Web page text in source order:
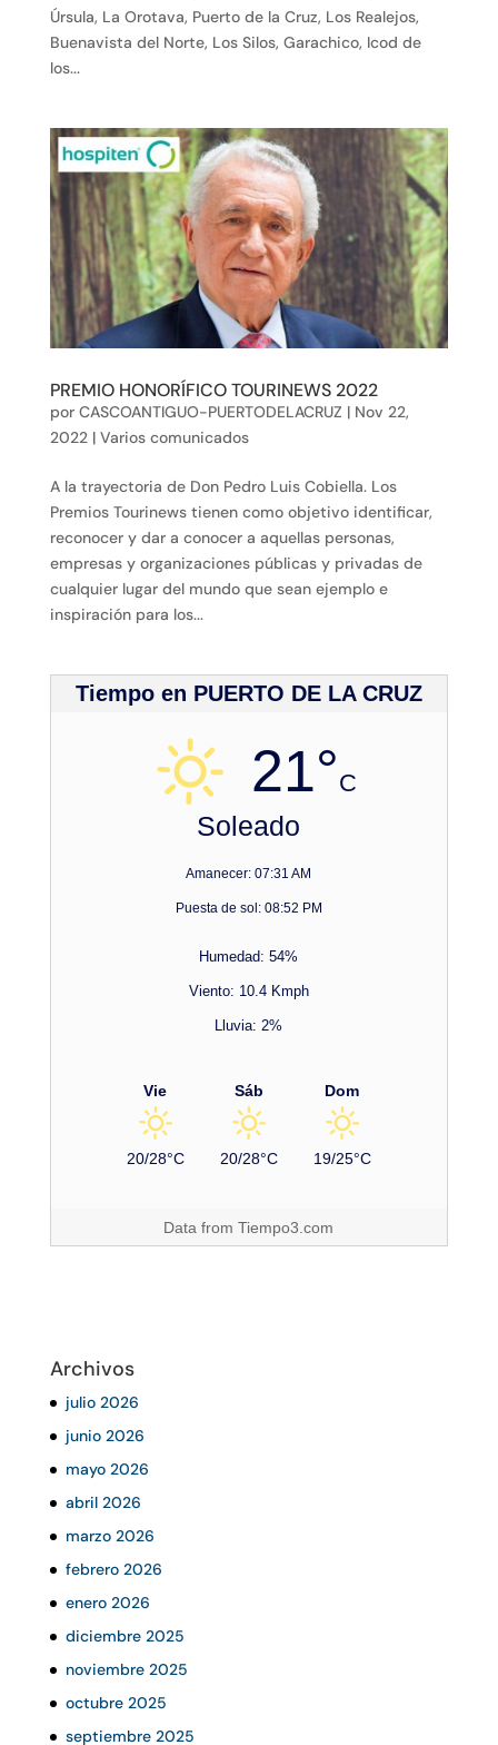
Úrsula, La Orotava, Puerto de la Cruz, Los Realejos,
Buenavista del Norte, Los Silos, Garachico, Icod de
los...
PREMIO HONORÍFICO TOURINEWS 2022
por CASCOANTIGUO-PUERTODELACRUZ | Nov 22,
2022| Varios comunicados
A la trayectoria de Don Pedro Luis Cobiella. Los
Premios Tourinews tienen como objetivo identificar,
reconocer y dar a conocer a aquellas personas,
empresas y organizaciones públicas y privadas de
cualquier lugar del mundo que sean ejemplo e
inspiración para los...
Tiempo en PUERTO DE LA CRUZ
21°C
Soleado
Amanecer: 07:31 AM
Puesta de sol: 08:52 PM
Humedad: 54%
Viento: 10.4 Kmph
Lluvia: 2%
Vie
20/28°C
Sáb
20/28°C
Dom
19/25°C
Data fromTiempo3.com
Archivos
julio 2026
junio 2026
mayo 2026
abril 2026
marzo 2026
febrero 2026
enero 2026
diciembre 2025
noviembre 2025
octubre 2025
septiembre 2025